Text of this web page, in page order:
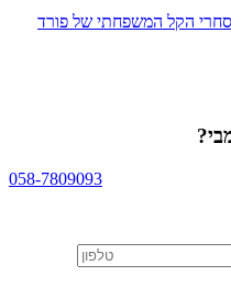
הקל המשפחתי של פורד
?
058-7809093